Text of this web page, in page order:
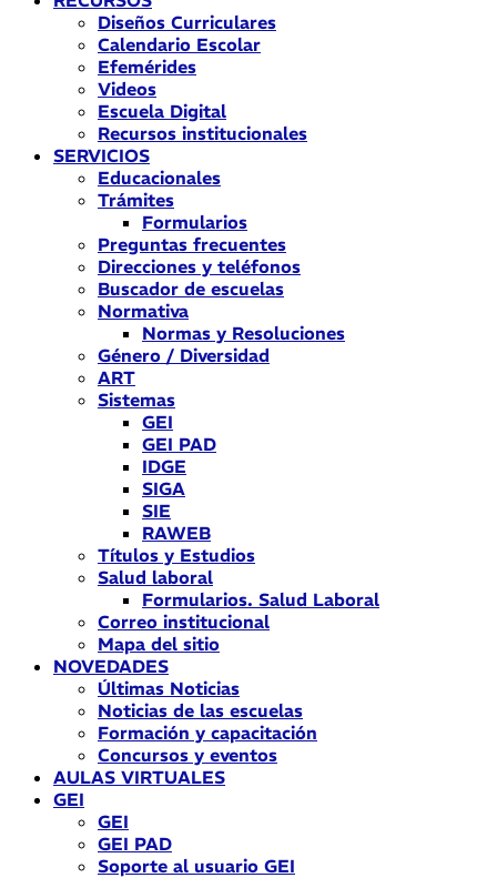
Diseños Curriculares
Calendario Escolar
Efemérides
Videos
Escuela Digital
Recursos institucionales
SERVICIOS
Educacionales
Trámites
Formularios
Preguntas frecuentes
Direcciones y teléfonos
Buscador de escuelas
Normativa
Normas y Resoluciones
Género / Diversidad
ART
Sistemas
GEI
GEI PAD
IDGE
SIGA
SIE
RAWEB
Títulos y Estudios
Salud laboral
Formularios. Salud Laboral
Correo institucional
Mapa del sitio
NOVEDADES
Últimas Noticias
Noticias de las escuelas
Formación y capacitación
Concursos y eventos
AULAS VIRTUALES
GEI
GEI
GEI PAD
Soporte al usuario GEI